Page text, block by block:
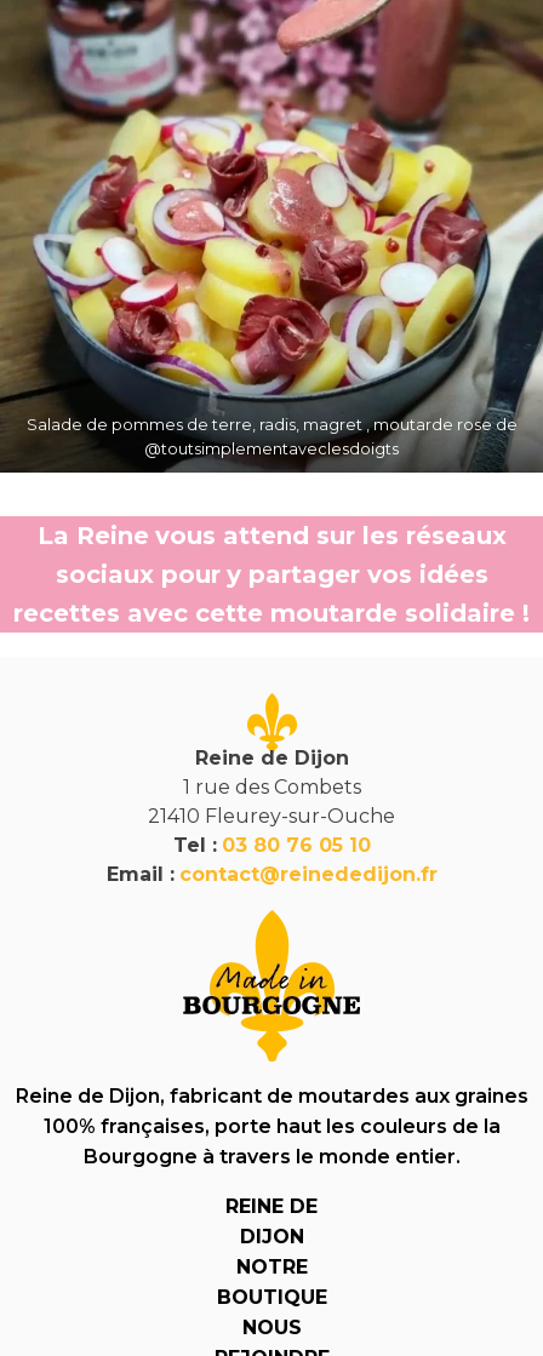
Salade de pommes de terre, radis, magret , moutarde rose de
@toutsimplementaveclesdoigts
La Reine vous attend sur les réseaux
sociaux pour y partager vos idées
recettes avec cette moutarde solidaire !
Reine de Dijon
1 rue des Combets
21410 Fleurey-sur-Ouche
Tel : 03 80 76 05 10
Email : contact@reinededijon.fr
Reine de Dijon, fabricant de moutardes aux graines
100% françaises, porte haut les couleurs de la
Bourgogne à travers le monde entier.
REINE DE
DIJON
NOTRE
BOUTIQUE
NOUS